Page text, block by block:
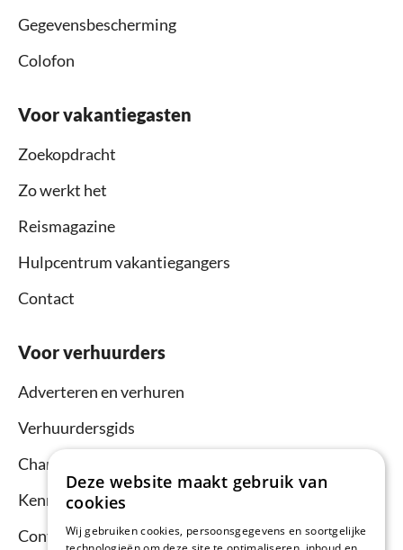
Gegevensbescherming
Colofon
Voor vakantiegasten
Zoekopdracht
Zo werkt het
Reismagazine
Hulpcentrum vakantiegangers
Contact
Voor verhuurders
Adverteren en verhuren
Verhuurdersgids
Channel Manager
Kennisbank verhuurders
Contact
Deze website maakt gebruik van
cookies
Wij gebruiken cookies, persoonsgegevens en soortgelijke